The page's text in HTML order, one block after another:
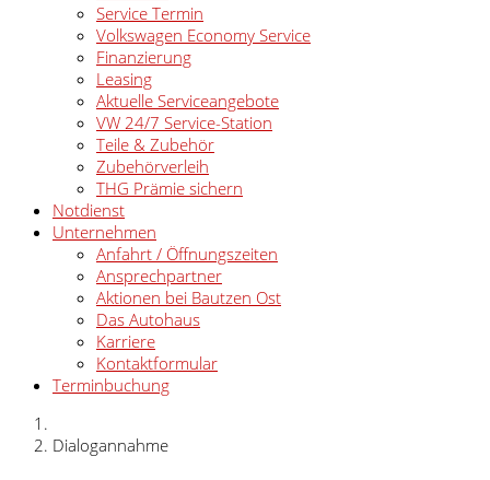
Service Termin
Volkswagen Economy Service
Finanzierung
Leasing
Aktuelle Serviceangebote
VW 24/7 Service-Station
Teile & Zubehör
Zubehörverleih
THG Prämie sichern
Notdienst
Unternehmen
Anfahrt / Öffnungszeiten
Ansprechpartner
Aktionen bei Bautzen Ost
Das Autohaus
Karriere
Kontaktformular
Terminbuchung
Dialogannahme